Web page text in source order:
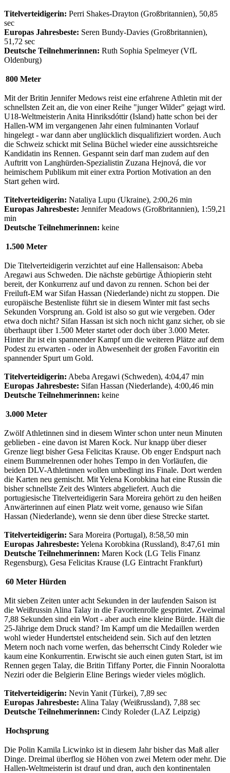
Titelverteidigerin: Perri Shakes-Drayton (Großbritannien), 50,85
sec
Europas Jahresbeste: Seren Bundy-Davies (Großbritannien),
51,72 sec
Deutsche Teilnehmerinnen: Ruth Sophia Spelmeyer (VfL
Oldenburg)
800 Meter
Mit der Britin Jennifer Medows reist eine erfahrene Athletin mit der
schnellsten Zeit an, die von einer Reihe "junger Wilder" gejagt wird.
U18-Weltmeisterin Anita Hinriksdóttir (Island) hatte schon bei der
Hallen-WM im vergangenen Jahr einen fulminanten Vorlauf
hingelegt - war dann aber unglücklich disqualifiziert worden. Auch
die Schweiz schickt mit Selina Büchel wieder eine aussichtsreiche
Kandidatin ins Rennen. Gespannt sein darf man zudem auf den
Auftritt von Langhürden-Spezialistin Zuzana Hejnová, die vor
heimischem Publikum mit einer extra Portion Motivation an den
Start gehen wird.
Titelverteidigerin: Nataliya Lupu (Ukraine), 2:00,26 min
Europas Jahresbeste: Jennifer Meadows (Großbritannien), 1:59,21
min
Deutsche Teilnehmerinnen: keine
1.500 Meter
Die Titelverteidigerin verzichtet auf eine Hallensaison: Abeba
Aregawi aus Schweden. Die nächste gebürtige Äthiopierin steht
bereit, der Konkurrenz auf und davon zu rennen. Schon bei der
Freiluft-EM war Sifan Hassan (Niederlande) nicht zu stoppen. Die
europäische Bestenliste führt sie in diesem Winter mit fast sechs
Sekunden Vorsprung an. Gold ist also so gut wie vergeben. Oder
etwa doch nicht? Sifan Hassan ist sich noch nicht ganz sicher, ob sie
überhaupt über 1.500 Meter startet oder doch über 3.000 Meter.
Hinter ihr ist ein spannender Kampf um die weiteren Plätze auf dem
Podest zu erwarten - oder in Abwesenheit der großen Favoritin ein
spannender Spurt um Gold.
Titelverteidigerin: Abeba Aregawi (Schweden), 4:04,47 min
Europas Jahresbeste: Sifan Hassan (Niederlande), 4:00,46 min
Deutsche Teilnehmerinnen: keine
3.000 Meter
Zwölf Athletinnen sind in diesem Winter schon unter neun Minuten
geblieben - eine davon ist Maren Kock. Nur knapp über dieser
Grenze liegt bisher Gesa Felicitas Krause. Ob enger Endspurt nach
einem Bummelrennen oder hohes Tempo in den Vorläufen, die
beiden DLV-Athletinnen wollen unbedingt ins Finale. Dort werden
die Karten neu gemischt. Mit Yelena Korobkina hat eine Russin die
bisher schnellste Zeit des Winters abgeliefert. Auch die
portugiesische Titelverteidigerin Sara Moreira gehört zu den heißen
Anwärterinnen auf einen Platz weit vorne, genauso wie Sifan
Hassan (Niederlande), wenn sie denn über diese Strecke startet.
Titelverteidigerin: Sara Moreira (Portugal), 8:58,50 min
Europas Jahresbeste: Yelena Korobkina (Russland), 8:47,61 min
Deutsche Teilnehmerinnen: Maren Kock (LG Telis Finanz
Regensburg), Gesa Felicitas Krause (LG Eintracht Frankfurt)
60 Meter Hürden
Mit sieben Zeiten unter acht Sekunden in der laufenden Saison ist
die Weißrussin Alina Talay in die Favoritenrolle gesprintet. Zweimal
7,88 Sekunden sind ein Wort - aber auch eine kleine Bürde. Hält die
25-Jährige dem Druck stand? Im Kampf um die Medaillen werden
wohl wieder Hundertstel entscheidend sein. Sich auf den letzten
Metern noch nach vorne werfen, das beherrscht Cindy Roleder wie
kaum eine Konkurrentin. Erwischt sie auch einen guten Start, ist im
Rennen gegen Talay, die Britin Tiffany Porter, die Finnin Nooralotta
Neziri oder die Belgierin Eline Berings wieder vieles möglich.
Titelverteidigerin: Nevin Yanit (Türkei), 7,89 sec
Europas Jahresbeste: Alina Talay (Weißrussland), 7,88 sec
Deutsche Teilnehmerinnen: Cindy Roleder (LAZ Leipzig)
Hochsprung
Die Polin Kamila Licwinko ist in diesem Jahr bisher das Maß aller
Dinge. Dreimal überflog sie Höhen von zwei Metern oder mehr. Die
Hallen-Weltmeisterin ist drauf und dran, auch den kontinentalen